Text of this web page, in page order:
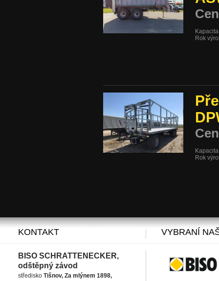
Rok
Rok
KONTAKT
BISO SCHRATTENECKER,
odštěpný závod
středisko Tišnov, Za mlýnem 1898,
VYBRANÍ